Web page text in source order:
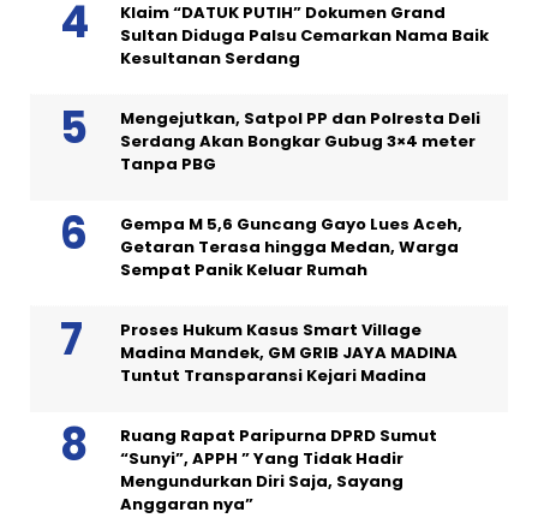
Klaim “DATUK PUTIH” Dokumen Grand
Sultan Diduga Palsu Cemarkan Nama Baik
Kesultanan Serdang
Mengejutkan, Satpol PP dan Polresta Deli
Serdang Akan Bongkar Gubug 3×4 meter
Tanpa PBG
Gempa M 5,6 Guncang Gayo Lues Aceh,
Getaran Terasa hingga Medan, Warga
Sempat Panik Keluar Rumah
Proses Hukum Kasus Smart Village
Madina Mandek, GM GRIB JAYA MADINA
Tuntut Transparansi Kejari Madina
Ruang Rapat Paripurna DPRD Sumut
“Sunyi”, APPH ” Yang Tidak Hadir
Mengundurkan Diri Saja, Sayang
Anggaran nya”